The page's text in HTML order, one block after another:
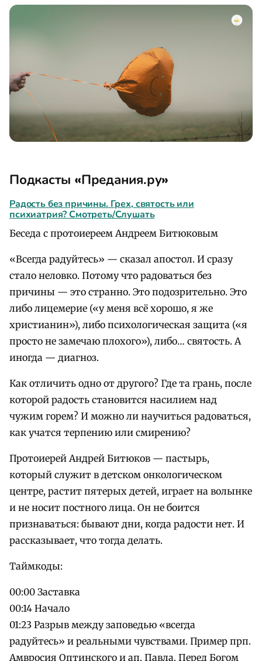
Подкасты «Предания.ру»
Радость без причины. Грех, святость или
психиатрия? Смотреть/Слушать
Беседа с протоиереем Андреем Битюковым
«Всегда радуйтесь» — сказал апостол. И сразу
стало неловко. Потому что радоваться без
причины — это странно. Это подозрительно. Это
либо лицемерие («у меня всё хорошо, я же
христианин»), либо психологическая защита («я
просто не замечаю плохого»), либо… святость. А
иногда — диагноз.
Как отличить одно от другого? Где та грань, после
которой радость становится насилием над
чужим горем? И можно ли научиться радоваться,
как учатся терпению или смирению?
Протоиерей Андрей Битюков — пастырь,
который служит в детском онкологическом
центре, растит пятерых детей, играет на волынке
и не носит постного лица. Он не боится
признаваться: бывают дни, когда радости нет. И
рассказывает, что тогда делать.
Таймкоды:
00:00 Заставка
00:14 Начало
01:23 Разрыв между заповедью «всегда
радуйтесь» и реальными чувствами. Пример прп.
Амвросия Оптинского и ап. Павла. Перед Богом